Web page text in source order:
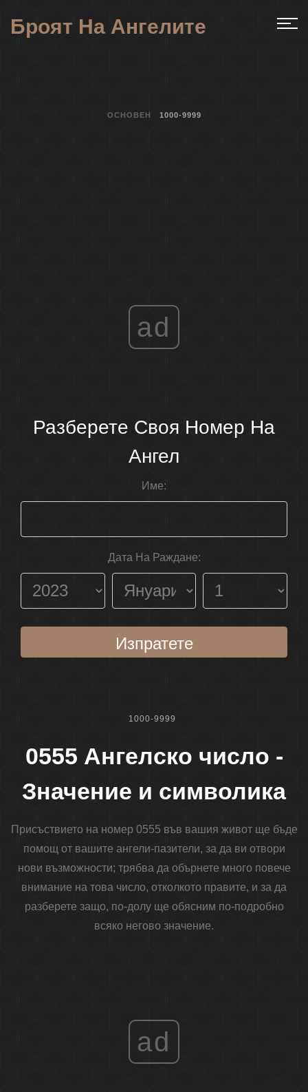
Броят На Ангелите
ОСНОВЕН 1000-9999
ad
Разберете Своя Номер На
Ангел
Име:
Дата На Раждане:
Изпратете
1000-9999
0555 Ангелско число -
Значение и символика
Присъствието на номер 0555 във вашия живот ще бъде
помощ от вашите ангели-пазители, за да ви отвори
нови възможности; трябва да обърнете много повече
внимание на това число, отколкото правите, и за да
разберете защо, по-долу ще обясним по-подробно
всяко негово значение.
ad